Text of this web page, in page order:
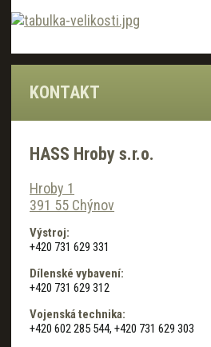
KONTAKT
HASS Hroby s.r.o.
Hroby 1
391 55 Chýnov
Výstroj:
+420 731 629 331
Dílenské vybavení:
+420 731 629 312
Vojenská technika:
+420 602 285 544, +420 731 629 303